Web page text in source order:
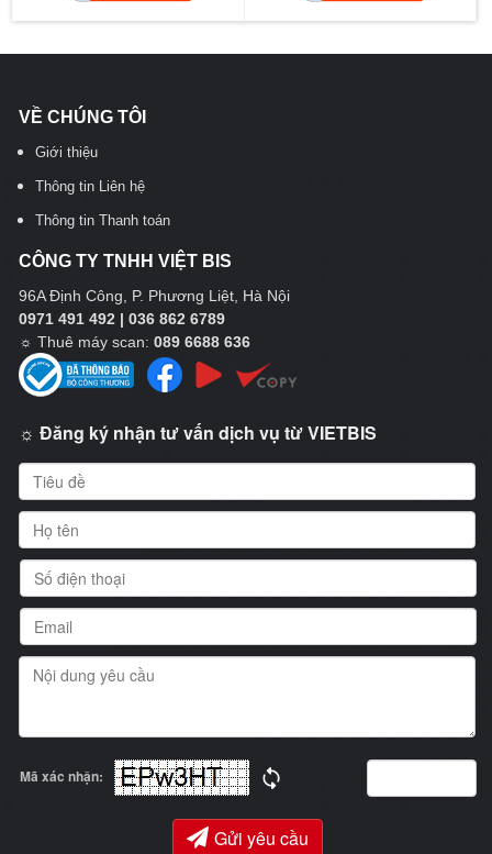
VỀ CHÚNG TÔI
Giới thiệu
Thông tin Liên hệ
Thông tin Thanh toán
CÔNG TY TNHH VIỆT BIS
96A Định Công, P. Phương Liệt, Hà Nội
0971 491 492 | 036 862 6789
☼ Thuê máy scan: 089 6688 636
☼ Đăng ký nhận tư vấn dịch vụ từ VIETBIS
Mã xác nhận:
Gửi yêu cầu